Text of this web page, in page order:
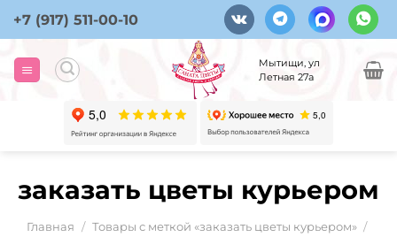
Skip
content
+7 (917) 511-00-10
Мытищи, ул
Летная 27а
заказать цветы курьером
Главная / Товары с меткой «заказать цветы курьером» /